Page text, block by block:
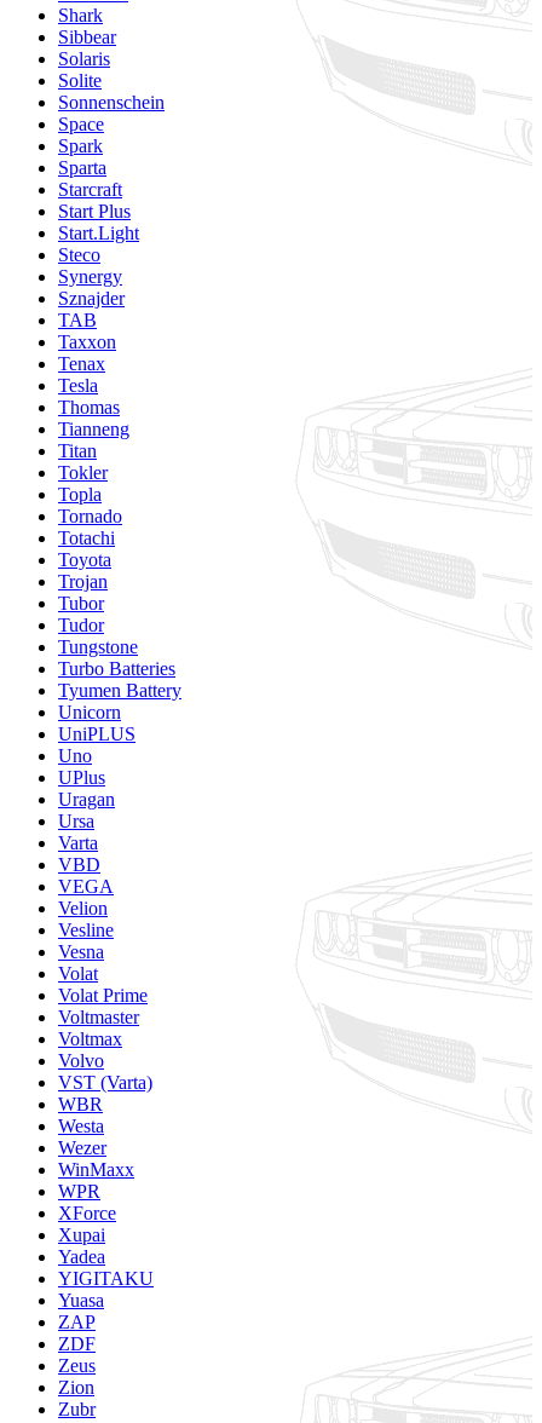
Shark
Sibbear
Solaris
Solite
Sonnenschein
Space
Spark
Sparta
Starcraft
Start Plus
Start.Light
Steco
Synergy
Sznajder
TAB
Taxxon
Tenax
Tesla
Thomas
Tianneng
Titan
Tokler
Topla
Tornado
Totachi
Toyota
Trojan
Tubor
Tudor
Tungstone
Turbo Batteries
Tyumen Battery
Unicorn
UniPLUS
Uno
UPlus
Uragan
Ursa
Varta
VBD
VEGA
Velion
Vesline
Vesna
Volat
Volat Prime
Voltmaster
Voltmax
Volvo
VST (Varta)
WBR
Westa
Wezer
WinMaxx
WPR
XForce
Xupai
Yadea
YIGITAKU
Yuasa
ZAP
ZDF
Zeus
Zion
Zubr